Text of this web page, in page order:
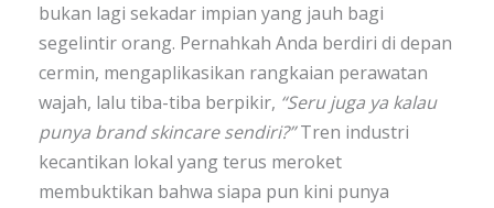
bukan lagi sekadar impian yang jauh bagi
segelintir orang. Pernahkah Anda berdiri di depan
cermin, mengaplikasikan rangkaian perawatan
wajah, lalu tiba-tiba berpikir, “Seru juga ya kalau
punya brand skincare sendiri?”Tren industri
kecantikan lokal yang terus meroket
membuktikan bahwa siapa pun kini punya